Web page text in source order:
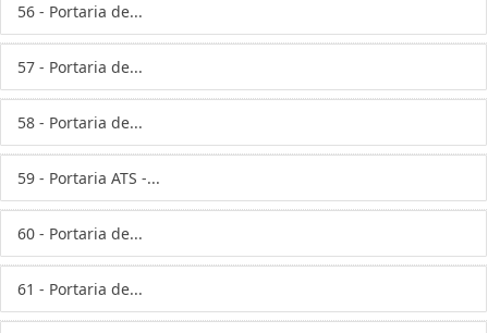
56 - Portaria de...
57 - Portaria de...
58 - Portaria de...
59 - Portaria ATS -...
60 - Portaria de...
61 - Portaria de...